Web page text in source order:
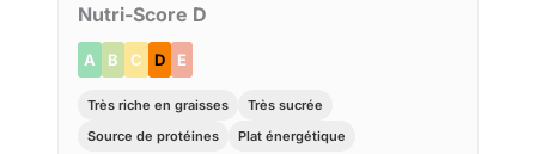
Nutri-Score D
A B C D E
Très riche en graisses
Très sucrée
Source de protéines
Plat énergétique